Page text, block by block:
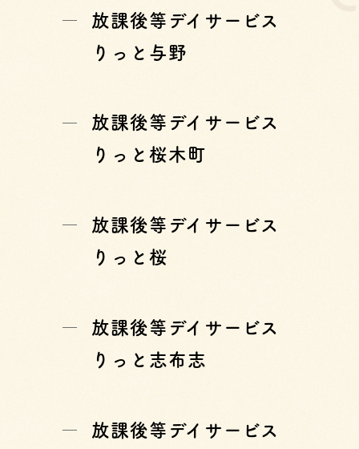
放課後等デイサービス
りっと与野
放課後等デイサービス
りっと桜木町
放課後等デイサービス
りっと桜
放課後等デイサービス
りっと志布志
放課後等デイサービス